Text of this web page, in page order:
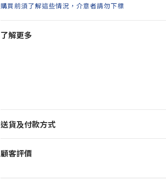
購買前須了解這些情況，介意者請勿下標
了解更多
送貨及付款方式
顧客評價